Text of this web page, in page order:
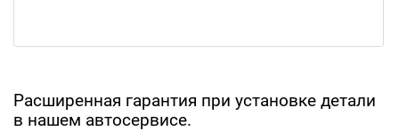
Расширенная гарантия при установке детали
в нашем автосервисе.